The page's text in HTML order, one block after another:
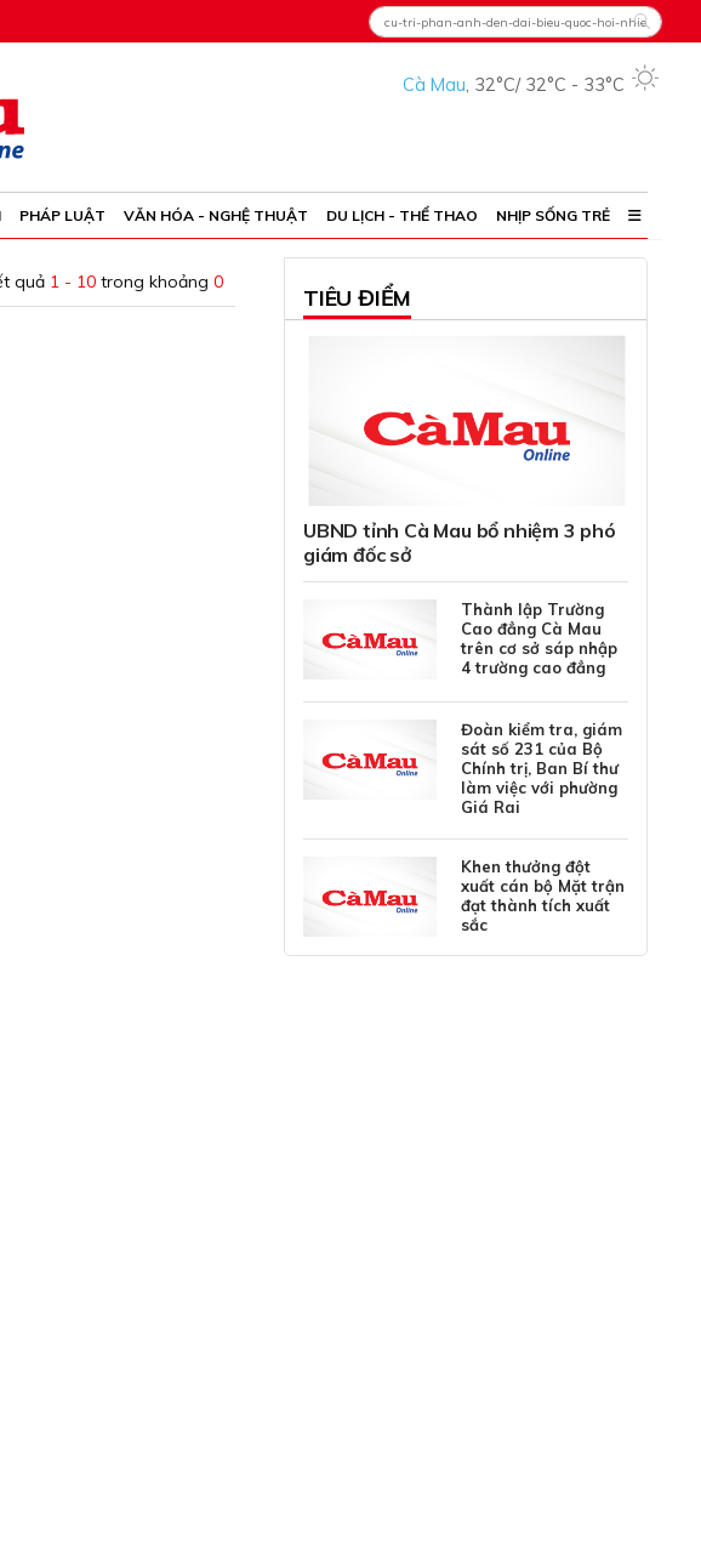
Cà Mau, 32°C/ 32°C - 33°C
PHÁP LUẬT VĂN HÓA - NGHỆ THUẬT DU LỊCH - THỂ THAO NHỊP SỐNG TRẺ
quả 1 - 10 trong khoảng 0
TIÊU ĐIỂM
UBND tỉnh Cà Mau bổ nhiệm 3 phó
giám đốc sở
Thành lập Trường
Cao đẳng Cà Mau
trên cơ sở sáp nhập
4 trường cao đẳng
Đoàn kiểm tra, giám
sát số 231 của Bộ
Chính trị, Ban Bí thư
làm việc với phường
Giá Rai
Khen thưởng đột
xuất cán bộ Mặt trận
đạt thành tích xuất
sắc